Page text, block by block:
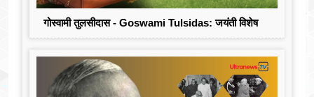
गोस्वामी तुलसीदास - Goswami Tulsidas: जयंती विशेष